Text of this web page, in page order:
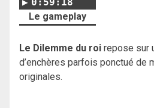
Le gameplay
Le Dilemme du roi repose sur
d’enchères parfois ponctué de
originales.